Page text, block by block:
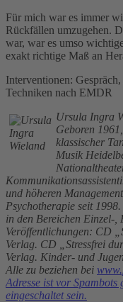
Für mich war es immer
Rückfällen umzugehen.
war, war es umso
exakt richtige Maß an
Interventionen:
Techniken nach EMDR
Ursula Ingra
Geboren
klassischer
Musik
und höheren
Psychotherapie seit
in den Bereichen Einzel-
Veröffentlichungen: CD
Verlag. CD „Stressfrei
Verlag. Kinder- und
Alle zu beziehen bei
Adresse ist vor Spambots
eingeschaltet sein.